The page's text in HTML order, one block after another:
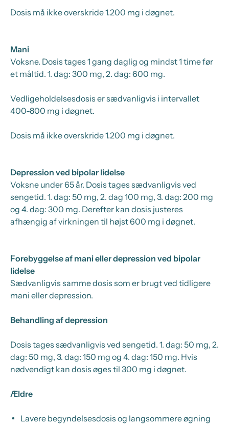
Dosis må ikke overskride 1.200 mg i døgnet.
Mani
Voksne. Dosis tages 1 gang daglig og mindst 1 time før
et måltid. 1. dag: 300 mg, 2. dag: 600 mg.
Vedligeholdelsesdosis er sædvanligvis i intervallet
400-800 mg i døgnet.
Dosis må ikke overskride 1.200 mg i døgnet.
Depression ved bipolar lidelse
Voksne under 65 år. Dosis tages sædvanligvis ved
sengetid. 1. dag: 50 mg, 2. dag 100 mg, 3. dag: 200 mg
og 4. dag: 300 mg. Derefter kan dosis justeres
afhængig af virkningen til højst 600 mg i døgnet.
Forebyggelse af mani eller depression ved bipolar
lidelse
Sædvanligvis samme dosis som er brugt ved tidligere
mani eller depression.
Behandling af depression
Dosis tages sædvanligvis ved sengetid. 1. dag: 50 mg, 2.
dag: 50 mg, 3. dag: 150 mg og 4. dag: 150 mg. Hvis
nødvendigt kan dosis øges til 300 mg i døgnet.
Ældre
Lavere begyndelsesdosis og langsommere øgning